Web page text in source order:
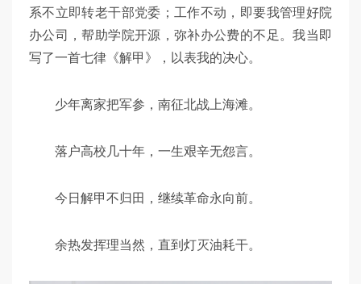
系不立即转老干部党委；工作不动，即要我管理好院
办公司，帮助学院开源，弥补办公费的不足。我当即
写了一首七律《解甲》，以表我的决心。
少年离家把军参，南征北战上海滩。
落户高校几十年，一生艰辛无怨言。
今日解甲不归田，继续革命永向前。
余热发挥理当然，直到灯灭油耗干。